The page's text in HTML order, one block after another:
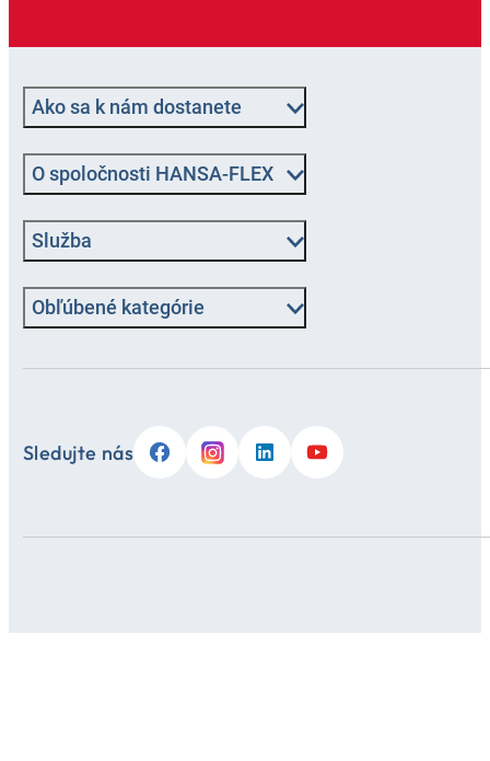
Ako sa k nám dostanete
O spoločnosti HANSA-FLEX
Služba
Obľúbené kategórie
Sledujte nás